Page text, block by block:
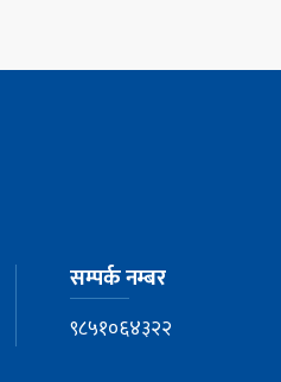
सम्पर्क नम्बर
९८५१०६४३२२